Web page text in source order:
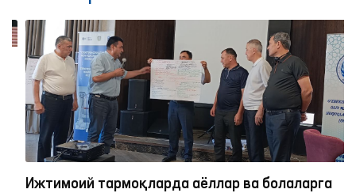
Ижтимоий тармоқларда аёллар ва болаларга